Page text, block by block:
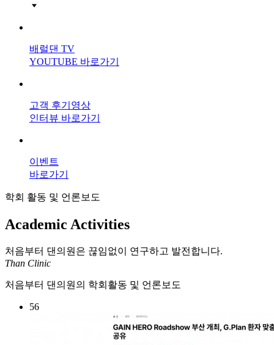
배럴댄 TV
YOUTUBE 바로가기
고객 후기영상
인터뷰 바로가기
이벤트
바로가기
학회 활동 및 언론보도
Academic Activities
처음부터 댄의원은 끊임없이 연구하고 발전합니다.
Than Clinic
처음부터 댄의원의 학회활동 및 언론보도
56